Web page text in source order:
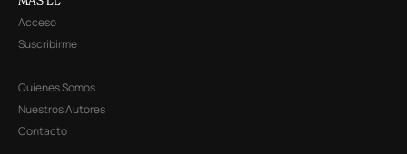
Acceso
Suscribirme
Quienes Somos
Nuestros Autores
Contacto